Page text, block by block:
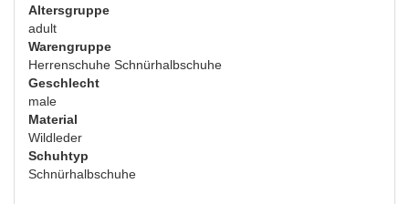
Altersgruppe
adult
Warengruppe
Herrenschuhe Schnürhalbschuhe
Geschlecht
male
Material
Wildleder
Schuhtyp
Schnürhalbschuhe